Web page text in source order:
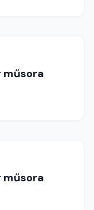
műsora
műsora